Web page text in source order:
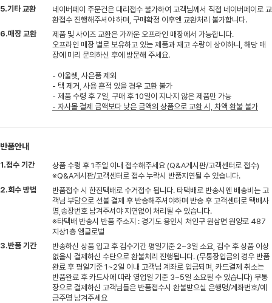
5.기타 교환
네이버페이 주문건은 대리접수 불가하여 고객님께서 직접 네이버페이로 교
환접수 진행해주셔야 하며, 구매확정 이후엔 교환처리 불가합니다.
6.매장 교환
제품 및 사이즈 교환은 가까운 오프라인 매장에서 가능합니다.
오프라인 매장 별로 보유하고 있는 제품과 재고 수량이 상이하니, 해당 매
장에 미리 문의하신 후에 방문해 주세요.
- 아울렛, 사은품 제외
- 택 제거, 사용 흔적 있을 경우 교환 불가
- 제품 수령 후 7일, 구매 후 10일이 지나지 않은 제품만 가능
- 자사몰 결제 금액보다 낮은 금액의 상품으로 교환 시, 차액 환불 불가
반품안내
1.접수 기간
상품 수령 후 1주일 이내 접수해주세요 (Q&A게시판/고객센터로 접수)
※Q&A게시판/고객센터로 접수 누락시 반품지연될 수 있습니다.
2.회수 방법
반품접수 시 한진택배로 수거접수 됩니다. 타택배로 반송시엔 배송비는 고
객님 부담으로 선불 결제 후 반송해주셔야하며 반송 후 고객센터로 택배사
명,송장번호 남겨주셔야 지연없이 처리될 수 있습니다.
※타택배 반송시 반품 주소지 : 경기도 용인시 처인구 원삼면 원양로 487
지상1층 엠글로벌
3.반품 기간
반송하신 상품 입고 후 검수기간 평일기준 2~3일 소요, 검수 후 상품 이상
없을시 결제하신 수단으로 환불처리 진행됩니다. (무통장입금의 경우 반품
완료 후 평일기준 1~2일 이내 고객님 계좌로 입금되며, 카드결제 취소는
반품완료 후 카드사에 따라 영업일 기준 3~5일 소요될 수 있습니다) 무통
장으로 결제하신 고객님들은 반품접수시 환불받으실 은행명/계좌번호/예
금주명 남겨주세요